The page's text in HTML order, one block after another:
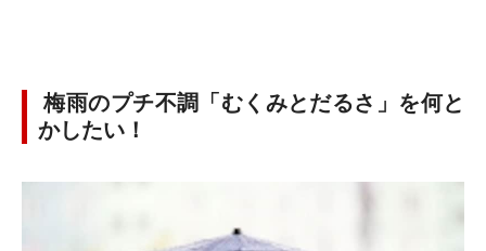
梅雨のプチ不調「むくみとだるさ」を何と
かしたい！